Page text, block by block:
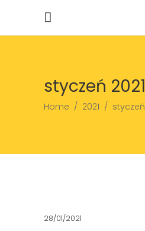
styczeń 2021
Home / 2021 / styczeń
28/01/2021